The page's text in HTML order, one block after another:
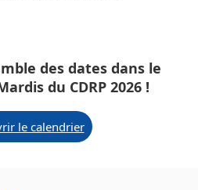
des dates dans le
du CDRP 2026 !
le calendrier